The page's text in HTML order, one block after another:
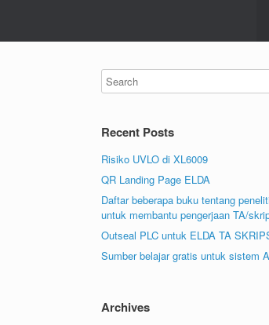
Recent Posts
Risiko UVLO di XL6009
QR Landing Page ELDA
Daftar beberapa buku tentang
untuk membantu pengerjaan TA/
Outseal PLC untuk ELDA TA
Sumber belajar gratis untuk sistem
Archives